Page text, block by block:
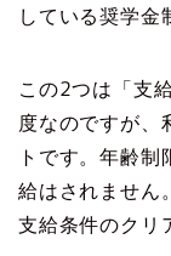
している奨学金
この2つは「支
度なのですが、
トです。年齢
給はされません
支給条件のクリ